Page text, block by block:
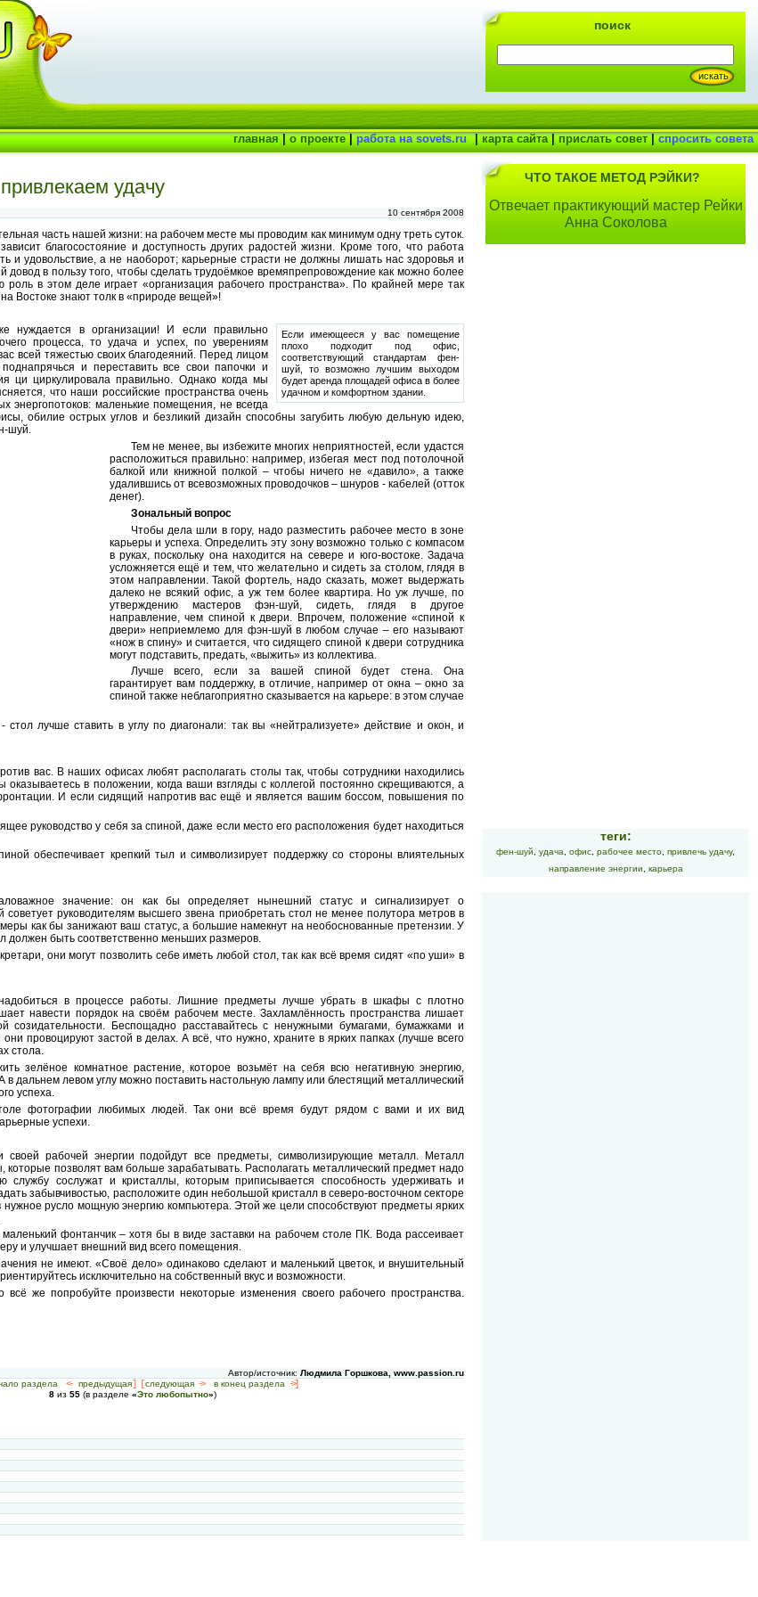
удачу
10 сентября 2008
часть нашей жизни: на рабочем месте мы проводим как минимум одну треть суток.
благосостояние и доступность других радостей жизни. Кроме того, что работа
и удовольствие, а не наоборот; карьерные страсти не должны лишать нас здоровья и
довод в пользу того, чтобы сделать трудоёмкое времяпрепровождение как можно более
в этом деле играет «организация рабочего пространства». По крайней мере так
Востоке знают толк в «природе вещей»!
Если имеющееся у вас помещение
плохо подходит под офис,
соответствующий стандартам фен-
шуй, то возможно лучшим выходом
будет аренда площадей офиса в более
удачном и комфортном здании.
нуждается в организации! И если правильно
процесса, то удача и успех, по уверениям
всей тяжестью своих благодеяний. Перед лицом
и переставить все свои папочки и
ци циркулировала правильно. Однако когда мы
что наши российские пространства очень
энергопотоков: маленькие помещения, не всегда
обилие острых углов и безликий дизайн способны загубить любую дельную идею,
шуй.
Тем не менее, вы избежите многих неприятностей, если удастся
расположиться правильно: например, избегая мест под потолочной
балкой или книжной полкой – чтобы ничего не «давило», а также
удалившись от всевозможных проводочков – шнуров - кабелей (отток
денег).
Зональный вопрос
Чтобы дела шли в гору, надо разместить рабочее место в зоне
карьеры и успеха. Определить эту зону возможно только с компасом
в руках, поскольку она находится на севере и юго-востоке. Задача
усложняется ещё и тем, что желательно и сидеть за столом, глядя в
этом направлении. Такой фортель, надо сказать, может выдержать
далеко не всякий офис, а уж тем более квартира. Но уж лучше, по
утверждению мастеров фэн-шуй, сидеть, глядя в другое
направление, чем спиной к двери. Впрочем, положение «спиной к
двери» неприемлемо для фэн-шуй в любом случае – его называют
«нож в спину» и считается, что сидящего спиной к двери сотрудника
могут подставить, предать, «выжить» из коллектива.
Лучше всего, если за вашей спиной будет стена. Она
гарантирует вам поддержку, в отличие, например от окна – окно за
спиной также неблагоприятно сказывается на карьере: в этом случае
лучше ставить в углу по диагонали: так вы «нейтрализуете» действие и окон, и
вас. В наших офисах любят располагать столы так, чтобы сотрудники находились
оказываетесь в положении, когда ваши взгляды с коллегой постоянно скрещиваются, а
И если сидящий напротив вас ещё и является вашим боссом, повышения по
руководство у себя за спиной, даже если место его расположения будет находиться
обеспечивает крепкий тыл и символизирует поддержку со стороны влиятельных
значение: он как бы определяет нынешний статус и сигнализирует о
руководителям высшего звена приобретать стол не менее полутора метров в
как бы занижают ваш статус, а большие намекнут на необоснованные претензии. У
должен быть соответственно меньших размеров.
они могут позволить себе иметь любой стол, так как всё время сидят «по уши» в
в процессе работы. Лишние предметы лучше убрать в шкафы с плотно
навести порядок на своём рабочем месте. Захламлённость пространства лишает
созидательности. Беспощадно расставайтесь с ненужными бумагами, бумажками и
провоцируют застой в делах. А всё, что нужно, храните в ярких папках (лучше всего
стола.
зелёное комнатное растение, которое возьмёт на себя всю негативную энергию,
в дальнем левом углу можно поставить настольную лампу или блестящий металлический
успеха.
фотографии любимых людей. Так они всё время будут рядом с вами и их вид
успехи.
своей рабочей энергии подойдут все предметы, символизирующие металл. Металл
которые позволят вам больше зарабатывать. Располагать металлический предмет надо
сослужат и кристаллы, которым приписывается способность удерживать и
забывчивостью, расположите один небольшой кристалл в северо-восточном секторе
нужное русло мощную энергию компьютера. Этой же цели способствуют предметы ярких
фонтанчик – хотя бы в виде заставки на рабочем столе ПК. Вода рассеивает
и улучшает внешний вид всего помещения.
не имеют. «Своё дело» одинаково сделают и маленький цветок, и внушительный
исключительно на собственный вкус и возможности.
же попробуйте произвести некоторые изменения своего рабочего пространства.
Автор/источник: Людмила Горшкова, www.passion.ru
раздела <- предыдущая] [ следующая -> в конец раздела ->]
8 из 55 (в разделе «Это любопытно»)
ЧТО ТАКОЕ МЕТОД РЭЙКИ?
Отвечает практикующий мастер Рейки
Анна Соколова
теги:
фен-шуй удача офис рабочее место привлечь удачу,
направление энергии
карьера
поиск
главная|о проекте|работа на sovets.ru |карта сайта|прислать совет|спросить совета